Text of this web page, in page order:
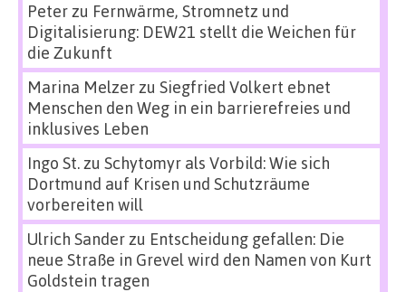
Peterzu Fernwärme, Stromnetz und
Digitalisierung: DEW21 stellt die Weichen für
die Zukunft
Marina Melzerzu Siegfried Volkert ebnet
Menschen den Weg in ein barrierefreies und
inklusives Leben
Ingo St.zu Schytomyr als Vorbild: Wie sich
Dortmund auf Krisen und Schutzräume
vorbereiten will
Ulrich Sanderzu Entscheidung gefallen: Die
neue Straße in Grevel wird den Namen von Kurt
Goldstein tragen